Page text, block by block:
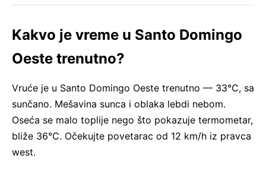
Kakvo je vreme u Santo Domingo
Oeste trenutno?
Vruće je u Santo Domingo Oeste trenutno — 33°C, sa
sunčano. Mešavina sunca i oblaka lebdi nebom.
Oseća se malo toplije nego što pokazuje termometar,
bliže 36°C. Očekujte povetarac od 12 km/h iz pravca
west.